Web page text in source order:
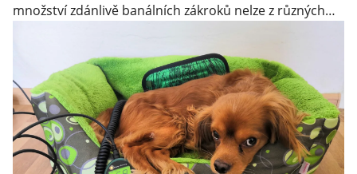
množství zdánlivě banálních zákroků nelze z různých